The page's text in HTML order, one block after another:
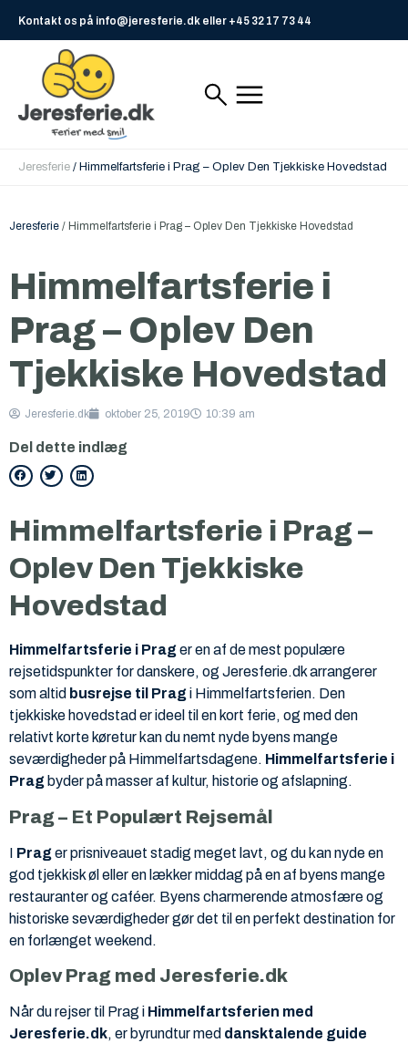
Kontakt os på info@jeresferie.dk eller +45 32 17 73 44
Jeresferie / Himmelfartsferie i Prag – Oplev Den Tjekkiske Hovedstad
Jeresferie / Himmelfartsferie i Prag – Oplev Den Tjekkiske Hovedstad
Himmelfartsferie i
Prag – Oplev Den
Tjekkiske Hovedstad
Jeresferie.dk oktober 25, 2019 10:39 am
Del dette indlæg
Himmelfartsferie i Prag –
Oplev Den Tjekkiske
Hovedstad
Himmelfartsferie i Prager en af de mest populære
rejsetidspunkter for danskere, og Jeresferie.dk arrangerer
som altid busrejse til Pragi Himmelfartsferien. Den
tjekkiske hovedstad er ideel til en kort ferie, og med den
relativt korte køretur kan du nemt nyde byens mange
seværdigheder på Himmelfartsdagene. Himmelfartsferie i
Prag byder på masser af kultur, historie og afslapning.
Prag – Et Populært Rejsemål
I Prager prisniveauet stadig meget lavt, og du kan nyde en
god tjekkisk øl eller en lækker middag på en af byens mange
restauranter og caféer. Byens charmerende atmosfære og
historiske seværdigheder gør det til en perfekt destination for
en forlænget weekend.
Oplev Prag med Jeresferie.dk
Når du rejser til Prag i Himmelfartsferien med
Jeresferie.dk, er byrundtur med dansktalende guide